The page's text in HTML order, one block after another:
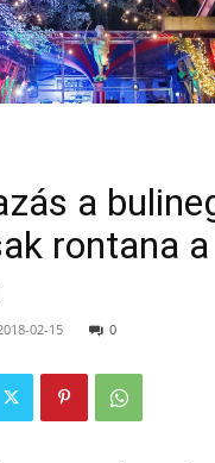
a
rontana a
02-15 0